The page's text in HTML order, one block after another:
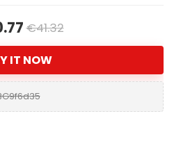
€41.32
IT NOW